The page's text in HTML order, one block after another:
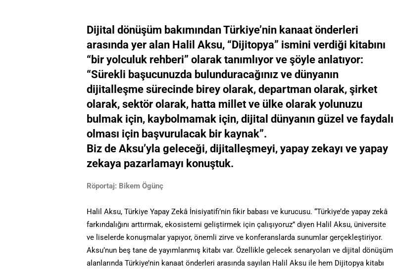
Dijital dönüşüm bakımından Türkiye’nin kanaat önderleri
arasında yer alan Halil Aksu, “Dijitopya” ismini verdiği kitabını
“bir yolculuk rehberi” olarak tanımlıyor ve şöyle anlatıyor:
“Sürekli başucunuzda bulunduracağınız ve dünyanın
dijitalleşme sürecinde birey olarak, departman olarak, şirket
olarak, sektör olarak, hatta millet ve ülke olarak yolunuzu
bulmak için, kaybolmamak için, dijital dünyanın güzel ve faydalı
olması için başvurulacak bir kaynak”.
Biz de Aksu’yla geleceği, dijitalleşmeyi, yapay zekayı ve yapay
zekaya pazarlamayı konuştuk.
Röportaj: Bikem Ögünç
Halil Aksu, Türkiye Yapay Zekâ İnisiyatifi’nin fikir babası ve kurucusu. “Türkiye’de yapay zekâ
farkındalığını arttırmak, ekosistemi geliştirmek için çalışıyoruz” diyen Halil Aksu, üniversite
ve liselerde konuşmalar yapıyor, önemli zirve ve konferanslarda sunumlar gerçekleştiriyor.
Aksu’nun beş tane de yayımlanmış kitabı var. Özellikle gelecek senaryoları ve dijital dönüşüm
alanlarında Türkiye’nin kanaat önderleri arasında sayılan Halil Aksu ile hem Dijitopya kitabı